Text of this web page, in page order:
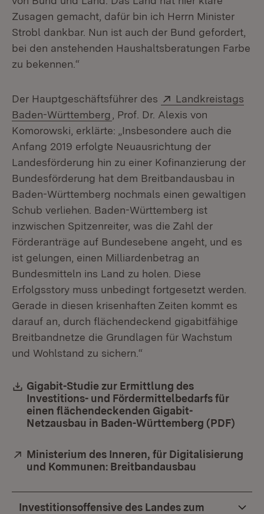
Zusagen gemacht, dafür bin ich Herrn Minister
Strobl dankbar. Nun ist auch der Bund gefordert,
bei den anstehenden Haushaltsberatungen Farbe
zu bekennen.“
Der Hauptgeschäftsführer des Extern:
Landkreistags
Baden-Württemberg (Öffnet in neuem Fenster)
, Prof. Dr. Alexis von
Komorowski, erklärte: „Insbesondere auch die
Anfang 2019 erfolgte Neuausrichtung der
Landesförderung hin zu einer Kofinanzierung der
Bundesförderung hat dem Breitbandausbau in
Baden-Württemberg nochmals einen gewaltigen
Schub verliehen. Baden-Württemberg ist
inzwischen Spitzenreiter, was die Zahl der
Förderanträge auf Bundesebene angeht, und es
ist gelungen, einen Milliardenbetrag an
Bundesmitteln ins Land zu holen. Diese
Erfolgsstory muss unbedingt fortgesetzt werden.
Gerade in diesen krisenhaften Zeiten kommt es
darauf an, durch flächendeckend gigabitfähige
Breitbandnetze die Grundlagen für Wachstum
und Wohlstand zu sichern.“
Download:
Gigabit-Studie zur Ermittlung des
Investitions- und Fördermittelbedarfs für
einen flächendeckenden Gigabit-
Netzausbau in Baden-Württemberg (PDF)
Extern:
Ministerium des Inneren, für Digitalisierung
und Kommunen: Breitbandausbau
Investitionsoffensive des Landes zum